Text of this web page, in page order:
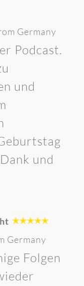
Germany
Podcast.
und
und
Germany
Folgen